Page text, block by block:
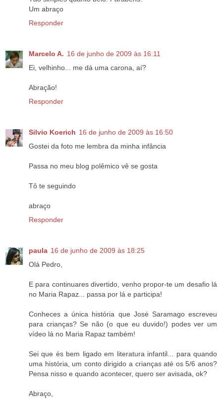
Um abraço
Responder
Marcelo A. 16 de junho de 2009 às 16:11
Ei, velhinho... me dá uma carona, aí?
Abração!
Responder
Silvio Koerich 16 de junho de 2009 às 16:50
Gostei da foto me lembra da minha infância
Passa no meu blog polêmico vê se gosta
Tô te seguindo
abraço
Responder
paula 16 de junho de 2009 às 18:25
Olá Pedro,
E para continuares divertido, venho propor-te um desafio lá
no Maria Rapaz... passa por lá e participa!
Conheces a única história que José Saramago escreveu
para crianças? Se não (o que eu duvido!) podes ver um
vídeo lá no Maria Rapaz também!
Sei que és bem ligado em literatura infantil... para quando
uma história, um conto dirigido a crianças até os 5/6 anos?
Pensa nisso e quando acontecer, quero ser avisada, ok?
Abraço,